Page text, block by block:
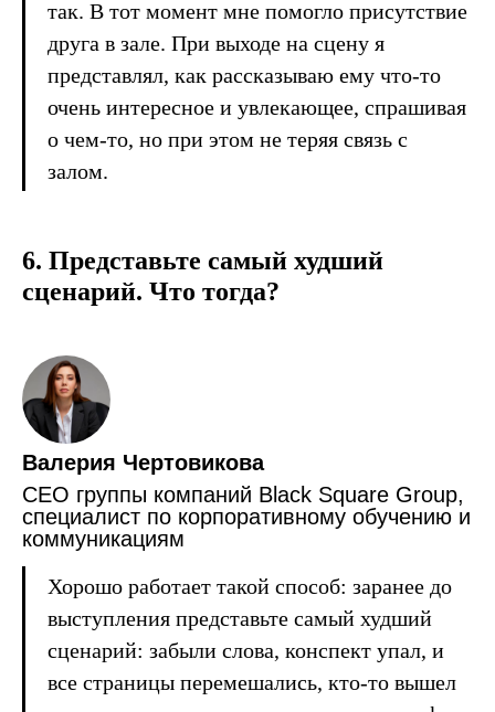
так. В тот момент мне помогло присутствие
друга в зале. При выходе на сцену я
представлял, как рассказываю ему что-то
очень интересное и увлекающее, спрашивая
о чем-то, но при этом не теряя связь с
залом.
6. Представьте самый худший
сценарий. Что тогда?
Валерия Чертовикова
CEO группы компаний Black Square Group,
специалист по корпоративному обучению и
коммуникациям
Хорошо работает такой способ: заранее до
выступления представьте самый худший
сценарий: забыли слова, конспект упал, и
все страницы перемешались, кто-то вышел